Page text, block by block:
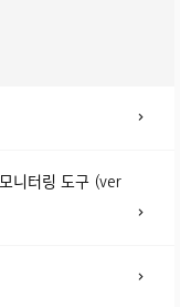
도구 (ver